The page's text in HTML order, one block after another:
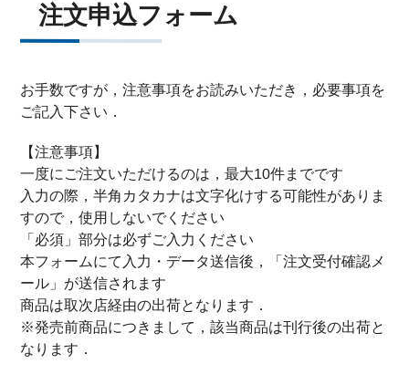
注文申込フォーム
お手数ですが，注意事項をお読みいただき，必要事項を
ご記入下さい．
【注意事項】
一度にご注文いただけるのは，最大10件までです
入力の際，半角カタカナは文字化けする可能性がありま
すので，使用しないでください
「必須」部分は必ずご入力ください
本フォームにて入力・データ送信後，「注文受付確認メ
ール」が送信されます
商品は取次店経由の出荷となります．
※発売前商品につきまして，該当商品は刊行後の出荷と
なります．